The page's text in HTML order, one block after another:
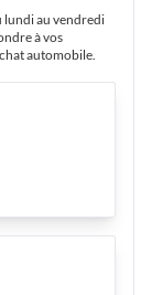
lundi au vendredi
à vos
automobile.